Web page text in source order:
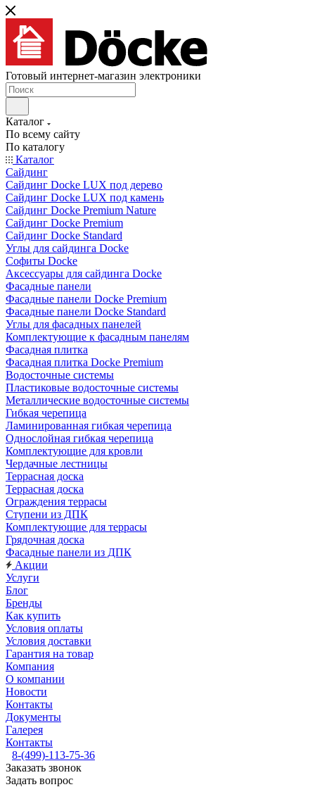
Готовый интернет-магазин электроники
Каталог
По всему сайту
По каталогу
Каталог
Сайдинг
Сайдинг Docke LUX под дерево
Сайдинг Docke LUX под камень
Сайдинг Docke Premium Nature
Сайдинг Docke Premium
Сайдинг Docke Standard
Углы для сайдинга Docke
Софиты Docke
Аксессуары для сайдинга Docke
Фасадные панели
Фасадные панели Docke Premium
Фасадные панели Docke Standard
Углы для фасадных панелей
Комплектующие к фасадным панелям
Фасадная плитка
Фасадная плитка Docke Premium
Водосточные системы
Пластиковые водосточные системы
Металлические водосточные системы
Гибкая черепица
Ламинированная гибкая черепица
Однослойная гибкая черепица
Комплектующие для кровли
Чердачные лестницы
Террасная доска
Террасная доска
Ограждения террасы
Ступени из ДПК
Комплектующие для террасы
Грядочная доска
Фасадные панели из ДПК
Акции
Услуги
Блог
Бренды
Как купить
Условия оплаты
Условия доставки
Гарантия на товар
Компания
О компании
Новости
Контакты
Документы
Галерея
Контакты
8-(499)-113-75-36
Заказать звонок
Задать вопрос